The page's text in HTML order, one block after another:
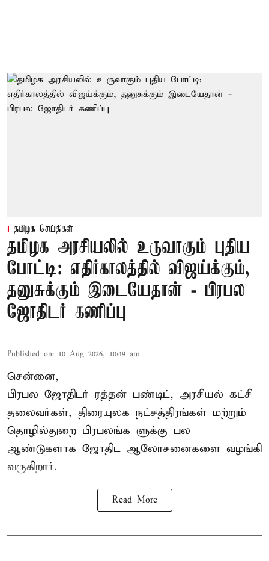
தமிழக செய்திகள்
தமிழக அரசியலில் உருவாகும் புதிய
போட்டி: எதிர்காலத்தில் விஜய்க்கும்,
தனுசுக்கும் இடையேதான் - பிரபல
ஜோதிடர் கணிப்பு
Published on: 10 Aug 2026, 10:49 am
சென்னை,
பிரபல ஜோதிடர் ரத்தன் பண்டிட், அரசியல் கட்சி
தலைவர்கள், திரையுலக நட்சத்திரங்கள் மற்றும்
தொழில்துறை பிரபலங்க ளுக்கு பல
ஆண்டுகளாக ஜோதிட ஆலோசனைகளை வழங்கி
வருகிறார்.
Read More